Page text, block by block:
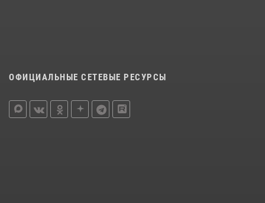
ОФИЦИАЛЬНЫЕ СЕТЕВЫЕ РЕСУРСЫ